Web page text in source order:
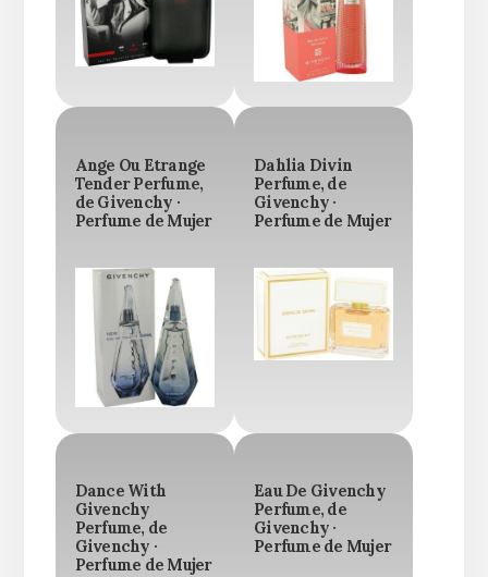
Ange Ou Etrange
Tender Perfume,
de Givenchy ·
Perfume de Mujer
Dahlia Divin
Perfume, de
Givenchy ·
Perfume de Mujer
Dance With
Givenchy
Perfume, de
Givenchy ·
Perfume de Mujer
Eau De Givenchy
Perfume, de
Givenchy ·
Perfume de Mujer